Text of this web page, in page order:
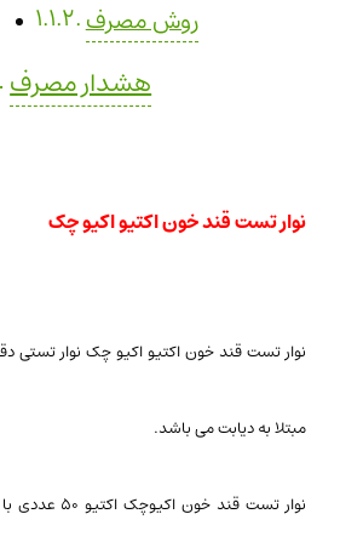
روش مصرف
هشدار مصرف
نوار تست قند خون اکتیو اکیو چک
نوار تست قند خون اکتیو اکیو چک نوار تستی
مبتلا به دیابت می باشد.
نوار تست قند